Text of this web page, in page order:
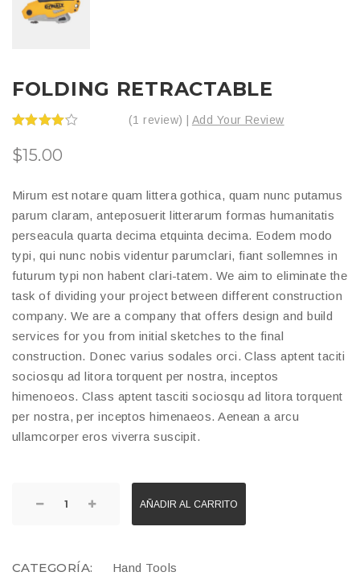
FOLDING RETRACTABLE
en 4.00
de 5
(1 review) | Add Your Review
$15.00
Mirum est notare quam littera gothica, quam nunc putamus
parum claram, anteposuerit litterarum formas humanitatis
perseacula quarta decima etquinta decima. Eodem modo
typi, qui nunc nobis videntur parumclari, fiant sollemnes in
futurum typi non habent clari-tatem. We aim to eliminate the
task of dividing your project between different construction
company. We are a company that offers design and build
services for you from initial sketches to the final
construction. Donec varius sodales orci. Class aptent taciti
sociosqu ad litora torquent per nostra, inceptos
himenoeos. Class aptent tasciti sociosqu ad litora torquent
per nostra, per inceptos himenaeos. Aenean a arcu
ullamcorper eros viverra suscipit.
AÑADIR AL CARRITO
CATEGORÍA: Hand Tools